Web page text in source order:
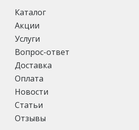
Каталог
Акции
Услуги
Вопрос-ответ
Доставка
Оплата
Новости
Статьи
Отзывы